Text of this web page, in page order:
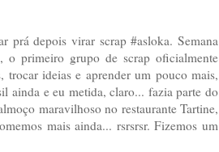
prá depois virar scrap #asloka. Semana
o primeiro grupo de scrap oficialmente
ideias e aprender um pouco mais,
ainda e eu metida, claro... fazia parte do
maravilhoso no restaurante Tartine,
mais ainda... rsrsrsr. Fizemos um